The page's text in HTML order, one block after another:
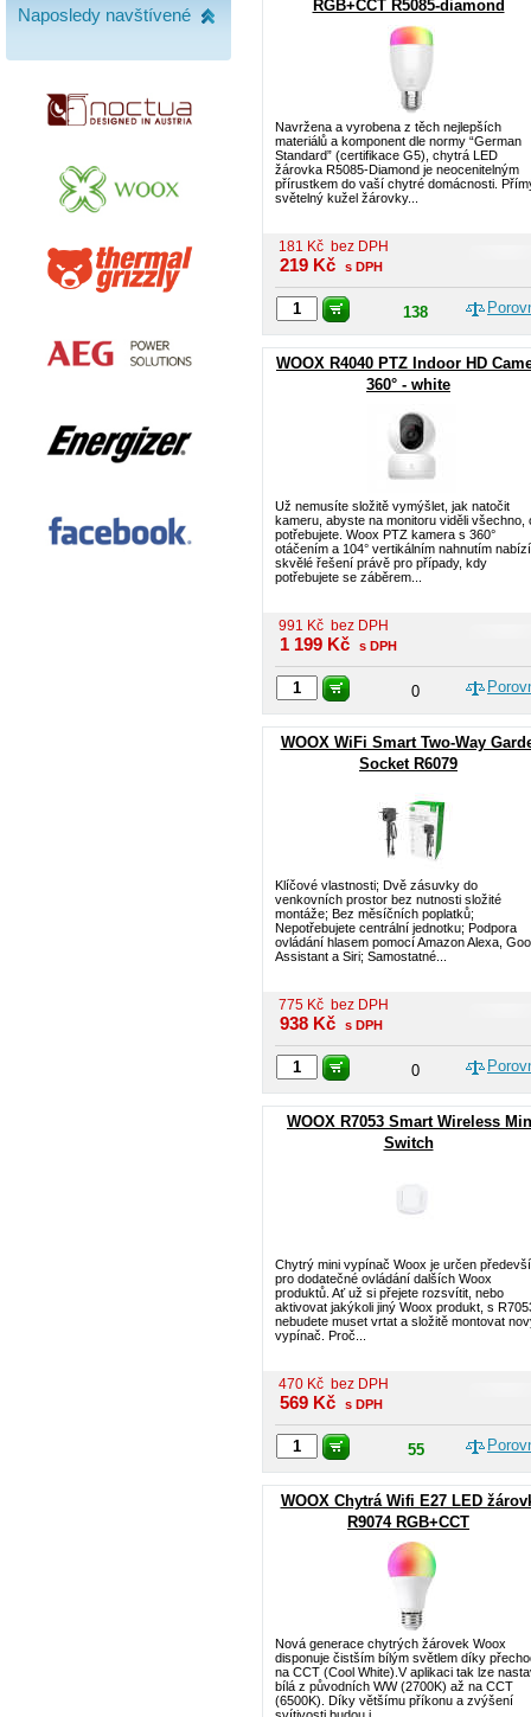
RGB+CCT R5085-diamond
Navržena a vyrobena z těch nejlepších
materiálů a komponent dle normy “German
Standard” (certifikace G5), chytrá LED
žárovka R5085-Diamond je neocenitelným
přírustkem do vaší chytré domácnosti.
světelný kužel žárovky...
181 Kč bez DPH
219 Kč s DPH
138
WOOX R4040 PTZ Indoor HD
360° - white
Už nemusíte složitě vymýšlet, jak natočit
kameru, abyste na monitoru viděli všechno,
potřebujete. Woox PTZ kamera s 360°
otáčením a 104° vertikálním nahnutím nabízí
skvělé řešení právě pro případy, kdy
potřebujete se záběrem...
991 Kč bez DPH
1 199 Kč s DPH
0
WOOX WiFi Smart Two-Way
Socket R6079
Klíčové vlastnosti; Dvě zásuvky do
venkovních prostor bez nutnosti složité
montáže; Bez měsíčních poplatků;
Nepotřebujete centrální jednotku; Podpora
ovládání hlasem pomocí Amazon Alexa,
Assistant a Siri; Samostatné...
775 Kč bez DPH
938 Kč s DPH
0
WOOX R7053 Smart Wireless
Switch
Chytrý mini vypínač Woox je určen
pro dodatečné ovládání dalších Woox
produktů. Ať už si přejete rozsvítit, nebo
aktivovat jakýkoli jiný Woox produkt, s
nebudete muset vrtat a složitě montovat
vypínač. Proč...
470 Kč bez DPH
569 Kč s DPH
55
WOOX Chytrá Wifi E27 LED
R9074 RGB+CCT
Nová generace chytrých žárovek Woox
disponuje čistším bílým světlem díky
na CCT (Cool White).V aplikaci tak lze
bílá z původních WW (2700K) až na CCT
(6500K). Díky většímu příkonu a zvýšení
Naposledy navštívené